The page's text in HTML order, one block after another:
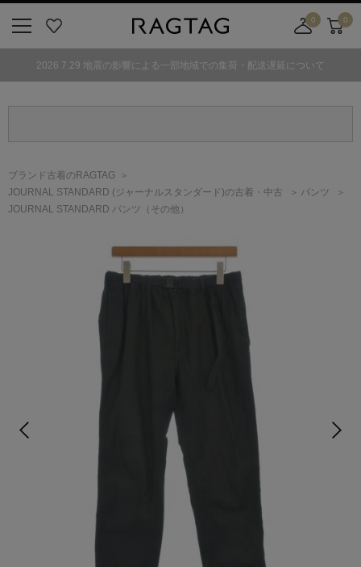
気
0
舗
カ
0
2026.7.29 地震の影響による一部地域での集荷・配送遅延について
ブランド古着のRAGTAG
JOURNAL STANDARD (ジャーナルスタンダード)の古着・中古
パンツ
JOURNAL STANDARD パンツ（その他）